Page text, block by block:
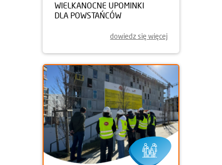
WIELKANOCNE UPOMINKI
DLA POWSTAŃCÓW
dowiedz się więcej